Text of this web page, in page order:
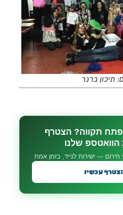
תיכון ברנר
תקווה? הצטרף
שלנו
חירום — ישירות לנייד, בזמן אמת
עכשיו